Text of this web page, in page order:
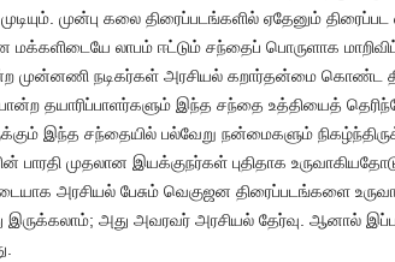
முன்பு கலை திரைப்படங்களில் ஏதேனும்
லாபம் ஈட்டும் சந்தைப் பொருளாக
முன்னணி நடிகர்கள் அரசியல் கறார்தன்மை கொண்ட
தயாரிப்பாளர்களும் இந்த சந்தை உத்தியைத்
இந்த சந்தையில் பல்வேறு நன்மைகளும்
பாரதி முதலான இயக்குநர்கள் புதிதாக
அரசியல் பேசும் வெகுஜன திரைப்படங்களை
இருக்கலாம்; அது அவரவர் அரசியல் தேர்வு. ஆனால்